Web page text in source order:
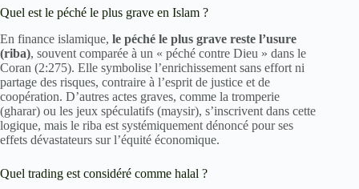
Quel est le péché le plus grave en Islam ?
En finance islamique, le péché le plus grave reste l’usure
(riba), souvent comparée à un « péché contre Dieu » dans le
Coran (2:275). Elle symbolise l’enrichissement sans effort ni
partage des risques, contraire à l’esprit de justice et de
coopération. D’autres actes graves, comme la tromperie
(gharar) ou les jeux spéculatifs (maysir), s’inscrivent dans cette
logique, mais le riba est systémiquement dénoncé pour ses
effets dévastateurs sur l’équité économique.
Quel trading est considéré comme halal ?